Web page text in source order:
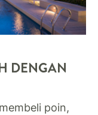
DENGAN
poin,